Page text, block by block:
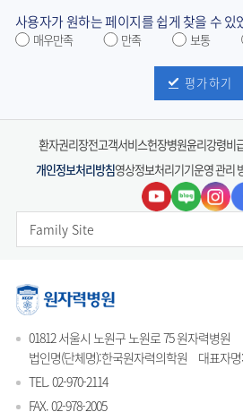
사용자가 원하는 페이지를 쉽게 찾을 수 있
매우만족 만족 보통
평가하기
환자권리장전고객서비스헌장병원윤리강령비
개인정보처리방침영상정보처리기기운영 관리
Family Site
01812 서울시 노원구 노원로 75 원자력병원
법인명(단체명):한국원자력의학원
대표자
TEL. 02-970-2114
FAX. 02-978-2005